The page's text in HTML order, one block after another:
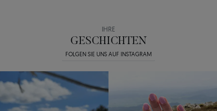
IHRE
GESCHICHTEN
FOLGEN SIE UNS AUF INSTAGRAM